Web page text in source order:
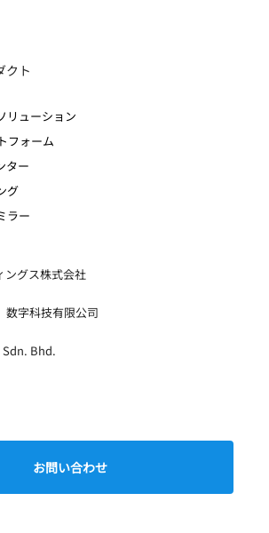
クト
リューション
フォーム
ター
グ
ラー
ングス株式会社
数字科技有限公司
Sdn. Bhd.
お問い合わせ